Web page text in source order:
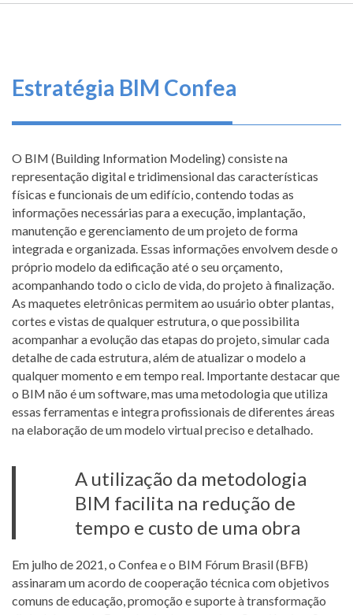
O
Serviços
Informe-
Fale
Conosco
Transparência
e
Prestação
Contas
TRILHA
FEDERAL
Estratégia BIM Confea
O BIM (Building Information Modeling) consiste na
representação digital e tridimensional das características
físicas e funcionais de um edifício, contendo todas as
informações necessárias para a execução, implantação,
manutenção e gerenciamento de um projeto de forma
integrada e organizada. Essas informações envolvem desde o
próprio modelo da edificação até o seu orçamento,
acompanhando todo o ciclo de vida, do projeto à finalização.
As maquetes eletrônicas permitem ao usuário obter plantas,
cortes e vistas de qualquer estrutura, o que possibilita
acompanhar a evolução das etapas do projeto, simular cada
detalhe de cada estrutura, além de atualizar o modelo a
qualquer momento e em tempo real. Importante destacar que
o BIM não é um software, mas uma metodologia que utiliza
essas ferramentas e integra profissionais de diferentes áreas
na elaboração de um modelo virtual preciso e detalhado.
A utilização da metodologia
BIM facilita na redução de
tempo e custo de uma obra
Em julho de 2021, o Confea e o BIM Fórum Brasil (BFB)
assinaram um acordo de cooperação técnica com objetivos
comuns de educação, promoção e suporte à transformação